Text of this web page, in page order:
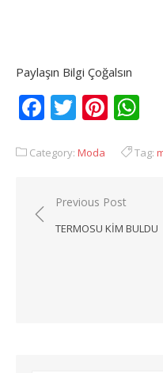
Paylaşın Bilgi Çoğalsın
Facebook
Twitter
Category: Moda Tag:
Yazı
gezinmesi
Previous Post
TERMOSU KIM BULDU